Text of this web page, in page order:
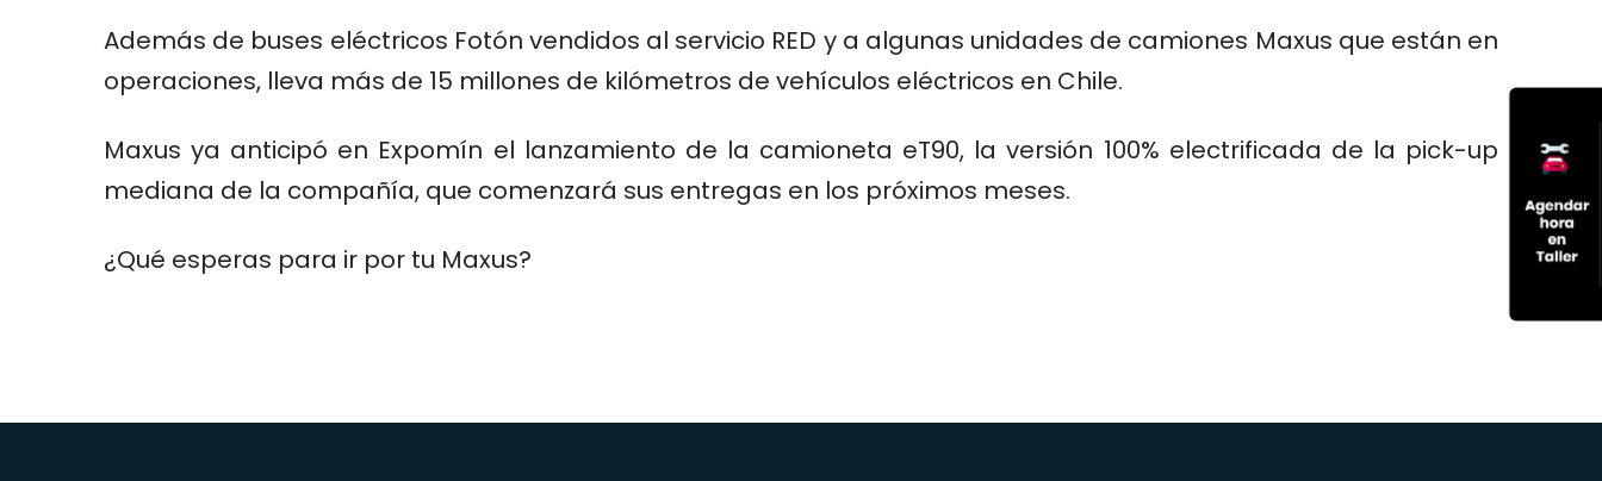
Además de buses eléctricos Fotón vendidos al servicio RED y a algunas unidades de camiones Maxus que están en
operaciones, lleva más de 15 millones de kilómetros de vehículos eléctricos en Chile.
Maxus ya anticipó en Expomín el lanzamiento de la camioneta eT90, la versión 100% electrificada de la pick-up
mediana de la compañía, que comenzará sus entregas en los próximos meses.
¿Qué esperas para ir por tu Maxus?